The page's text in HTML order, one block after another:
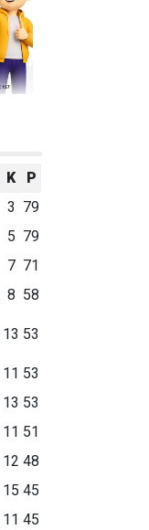
K
P
3 79
5 79
7 71
8 58
13 53
11 53
13 53
11 51
12 48
15 45
11 45